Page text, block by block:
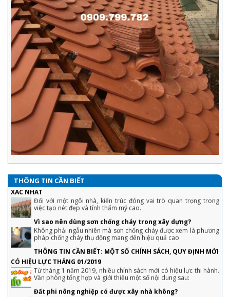
THÔNG TIN CẦN BIẾT
Gạch Ngói Lợp trong vật liệu xây dựng, Gạch Ngói được
làm bằng gì? Bảng giá gạch ngói
Gạch ngói trong vật liệu xây dựng .Ngói là loại vật liệu xây dựng
thường được sử dụng để lợp mái các công trình xây dựng. Tùy
theo cách thức chế tạo, phương pháp sản xuất, nguyên liệu
công nghệ sản xuất hoặc phạm vi sử dụng để có thể phân thành nhiều
loại và tên gọi khác nhau.
Hướng dẫn đầy đủ chi tiết kỹ thuật lợp ngói chuyên nghiệp nhất
hiện nay
Mái nhà là bộ phận quan trọng, được nhiều người quan tâm và
lưu ý khi thiết kế, thi công nhà ở. Để phát huy hết tính năng của
mái nhà, bạn cần biết cách lợp ngói đúng kỹ thuật
Cách tính độ dốc mái ngói theo công thức đơn giản
Độ dốc mái ngói thường lớn hơn so với mái tôn và các loại mái
khác. Cụ thể, độ dốc mái ngói bao nhiêu là hợp lý, cách tính ra
sao? Mời bạn tham khảo trong bài viết dưới đây.
HƯỚNG DẪN CÁCH TÍNH DIỆN TÍCH MÁI NGÓI ĐƠN GIẢN VÀ CHÍNH
XÁC NHẤT
Đối với một ngôi nhà, kiến trúc đóng vai trò quan trọng trong
việc tạo nét đẹp và tính thẩm mỹ cao.
Vì sao nên dùng sơn chống cháy trong xây dựng?
Không phải ngẫu nhiên mà sơn chống cháy được xem là phương
pháp chống cháy thụ động mang đến hiệu quả cao
THÔNG TIN CẦN BIẾT: MỘT SỐ CHÍNH SÁCH, QUY ĐỊNH MỚI
CÓ HIỆU LỰC THÁNG 01/2019
Từ tháng 1 năm 2019, nhiều chính sách mới có hiệu lực thi hành.
Văn phòng tổng hợp và giới thiệu một số nội dung sau:
Đất phi nông nghiệp có được xây nhà không?
Đất phi nông nghiệp là đất gì? Loại Đất phi nông nghiệp có được
xây nhà không? Khi mà hiện nay có không ít cá nhân, hộ gia đình
hoặc tổ chức có nhu cầu chuyển đổi đất phi nông nghiệp thành
đất ở để đem lại hiệu quả kinh tế cao hơn